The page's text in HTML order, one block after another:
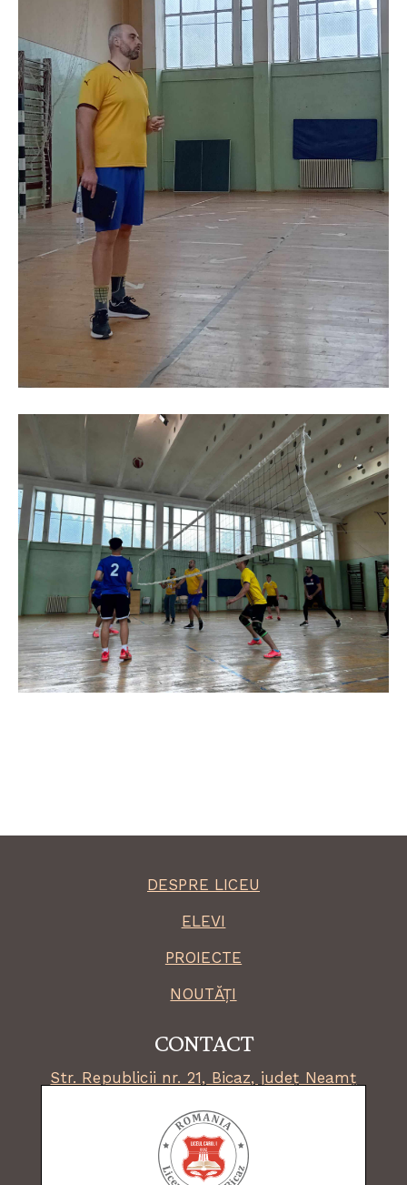
DESPRE LICEU
ELEVI
PROIECTE
NOUTĂȚI
CONTACT
Str. Republicii nr. 21, Bicaz, județ Neamț
lbicaz@isjneamt.ro
fax: 0233 253 036
facebook:liceul.bicaz